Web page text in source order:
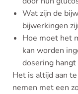
Wat zijn de
bijwerkingen
Hoe moet het
kan worden
dosering
Het is altijd aan
nemen met een